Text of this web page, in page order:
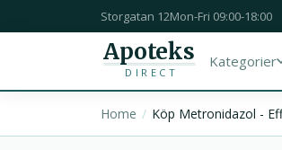
Storgatan 12Mon-Fri 09:00-18:00
Apoteks
DIRECT
Kategorier
Home Köp Metronidazol -